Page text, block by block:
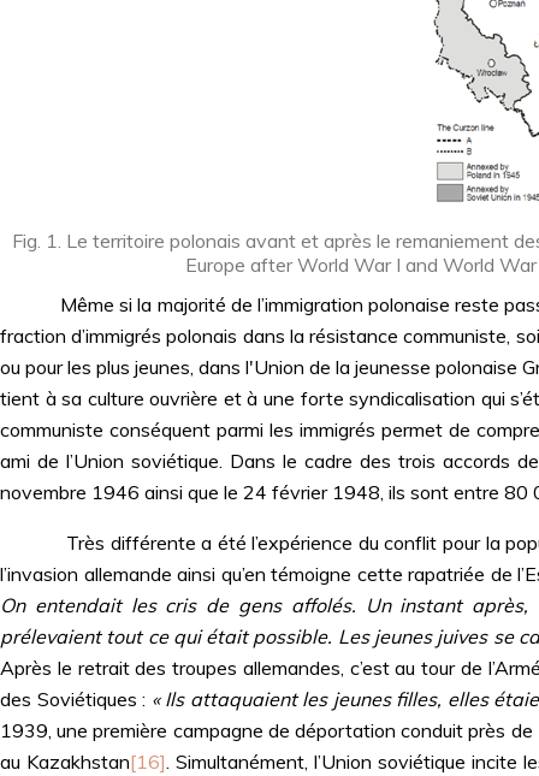
Fig. 1. Le territoire polonais avant et après le remaniement
Europe after World War I and World
Même si la majorité de l’immigration polonaise reste
fraction d’immigrés polonais dans la résistance communiste,
ou pour les plus jeunes, dans l'Union de la jeunesse polonaise
tient à sa culture ouvrière et à une forte syndicalisation qui
communiste conséquent parmi les immigrés permet de
ami de l’Union soviétique. Dans le cadre des trois
novembre 1946 ainsi que le 24 février 1948, ils sont entre
Très différente a été l’expérience du conflit pour la
l’invasion allemande ainsi qu’en témoigne cette rapatriée de
On entendait les cris de gens affolés. Un instant
prélevaient tout ce qui était possible. Les jeunes juives se
Après le retrait des troupes allemandes, c’est au tour de
des Soviétiques : « Ils attaquaient les jeunes filles, elles
1939, une première campagne de déportation conduit près
au Kazakhstan[16]. Simultanément, l’Union soviétique incite